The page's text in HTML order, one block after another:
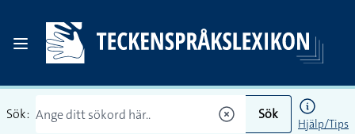
Sök: Sök
Hjälp/Tips